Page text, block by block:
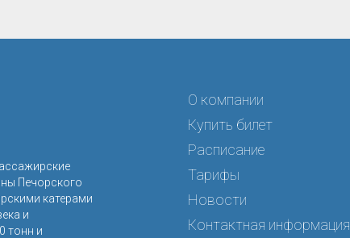
Печорского
катерами
и
тонн и
О компании
Купить билет
Расписание
Тарифы
Новости
Контактная информация